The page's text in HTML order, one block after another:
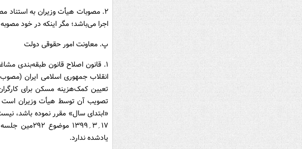
اجرا می‌باشد؛ مگر اینکه در خود
پ. معاونت امور حقوقی دولت
تعیین کمک‌هزینه مسکن برای
تصویب آن توسط هیأت وزیران است
«ابتدای سال» مقرر نموده باشد،
۱۷؍۳؍۱۳۹۹
یادشده ندارد.